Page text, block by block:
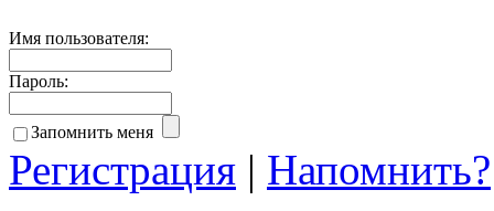
Имя пользователя:
Пароль:
Запомнить меня
Регистрация | Напомнить?